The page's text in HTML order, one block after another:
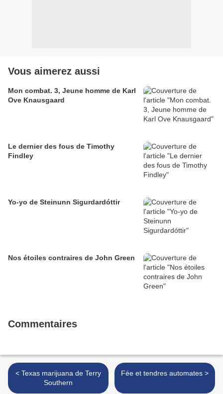
Vous aimerez aussi
Mon combat. 3, Jeune homme de Karl
Ove Knausgaard
Le dernier des fous de Timothy
Findley
Yo-yo de Steinunn Sigurdardóttir
Nos étoiles contraires de John Green
Commentaires
< Texas marijuana de Terry
Southern
Fée et tendres automates >